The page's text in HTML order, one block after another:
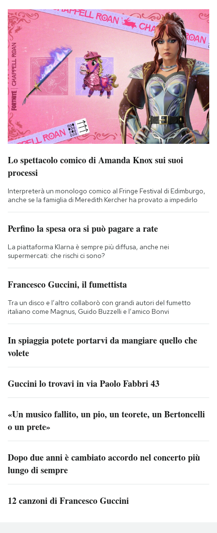
Lo spettacolo comico di Amanda Knox sui suoi
processi
Interpreterà un monologo comico al Fringe Festival di Edimburgo,
anche se la famiglia di Meredith Kercher ha provato a impedirlo
Perfino la spesa ora si può pagare a rate
La piattaforma Klarna è sempre più diffusa, anche nei
supermercati: che rischi ci sono?
Francesco Guccini, il fumettista
Tra un disco e l’altro collaborò con grandi autori del fumetto
italiano come Magnus, Guido Buzzelli e l’amico Bonvi
In spiaggia potete portarvi da mangiare quello che
volete
Guccini lo trovavi in via Paolo Fabbri 43
«Un musico fallito, un pio, un teorete, un Bertoncelli
o un prete»
Dopo due anni è cambiato accordo nel concerto più
lungo di sempre
12 canzoni di Francesco Guccini